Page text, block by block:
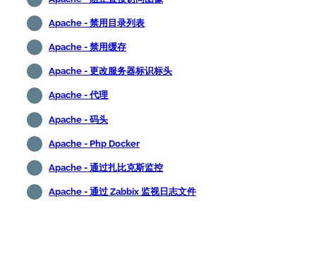
Apache - 禁用目录列表
Apache - 禁用缓存
Apache - 更改服务器标识标头
Apache - 代理
Apache - 码头
Apache - Php Docker
Apache - 通过扎比克斯监控
Apache - 通过 Zabbix 监视日志文件